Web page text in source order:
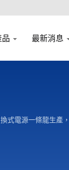
最新消息
式電源一條龍生產